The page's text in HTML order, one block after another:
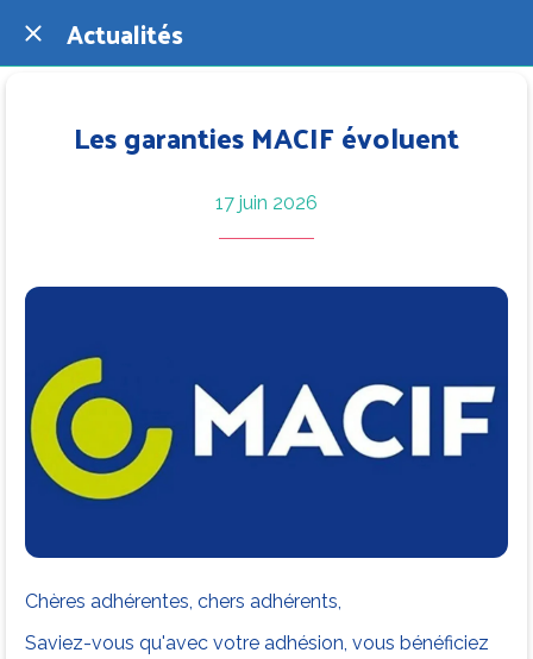
Actualités
Les garanties MACIF évoluent
17 juin 2026
Chères adhérentes, chers adhérents,
Saviez-vous qu'avec votre adhésion, vous bénéficiez